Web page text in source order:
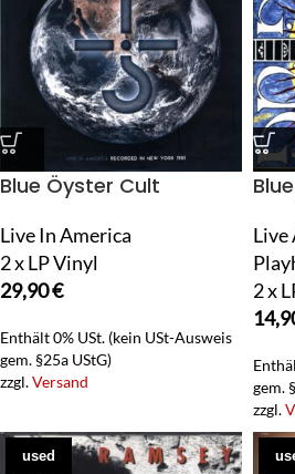
Blue Öyster Cult
Live In America
2 x LP Vinyl
29,90€
Enthält 0% USt. (kein USt-Ausweis
gem. §25a UStG)
zzgl.Versand
Live
2 x
gem.
zzgl.
used